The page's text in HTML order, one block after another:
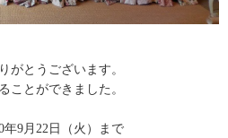
がとうございます。
ことができました。
年9月22日（火）まで